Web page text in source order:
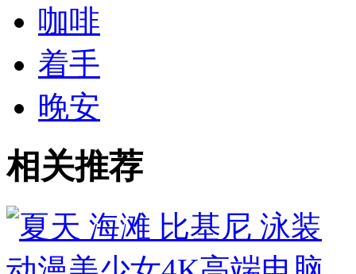
咖啡
着手
晚安
相关推荐